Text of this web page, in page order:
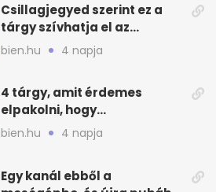
Csillagjegyed szerint ez a
tárgy szívhatja el az
otthonod energiáját
bien.hu 4 napja
4 tárgy, amit érdemes
elpakolni, hogy
hűvösebbnek tűnjön a lakás
bien.hu 4 napja
Egy kanál ebből a